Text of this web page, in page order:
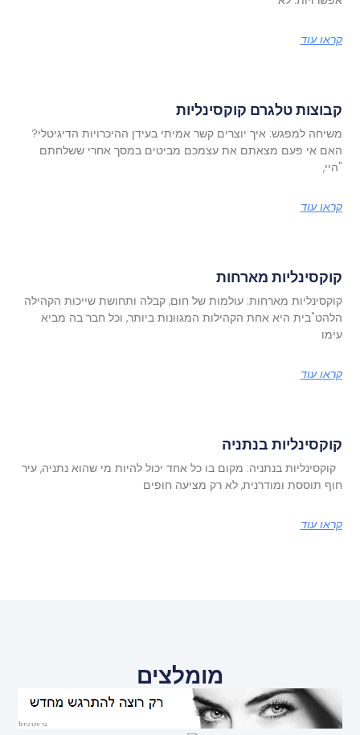
קראו עוד
קבוצות טלגרם קוקסינליות
משיחה למפגש: איך יוצרים קשר אמיתי בעידן ההיכרויות הדיגיטלי?
האם אי פעם מצאתם את עצמכם מביטים במסך אחרי ששלחתם
"היי,
קראו עוד
קוקסינליות מארחות
קוקסינליות מארחות: עולמות של חום, קבלה ותחושת שייכות הקהילה
הלהט"בית היא אחת הקהילות המגוונות ביותר, וכל חבר בה מביא
עימו
קראו עוד
קוקסינליות בנתניה
קוקסינליות בנתניה: מקום בו כל אחד יכול להיות מי שהוא נתניה, עיר
חוף תוססת ומודרנית, לא רק מציעה חופים
קראו עוד
מומלצים